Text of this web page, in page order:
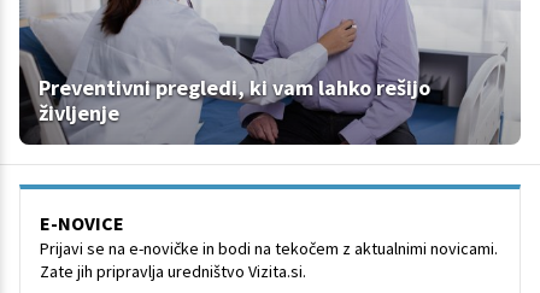
Preventivni pregledi, ki vam lahko rešijo
življenje
E-NOVICE
Prijavi se na e-novičke in bodi na tekočem z aktualnimi novicami.
Zate jih pripravlja uredništvo Vizita.si.